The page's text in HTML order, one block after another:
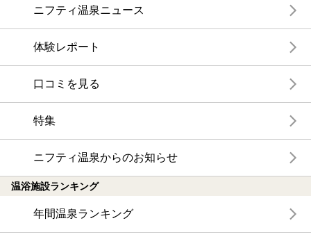
ニフティ温泉ニュース
体験レポート
口コミを見る
特集
ニフティ温泉からのお知らせ
温浴施設ランキング
年間温泉ランキング